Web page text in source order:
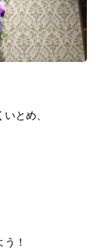
とめ、
！